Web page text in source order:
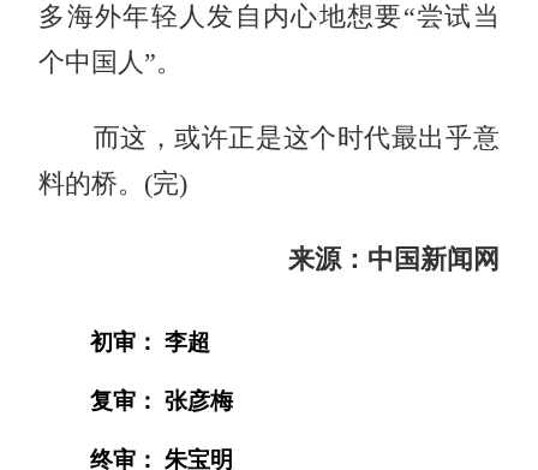
多海外年轻人发自内心地想要“尝试当
个中国人”。
而这，或许正是这个时代最出乎意
料的桥。(完)
来源： 中国新闻网
初审： 李超
复审： 张彦梅
终审： 朱宝明